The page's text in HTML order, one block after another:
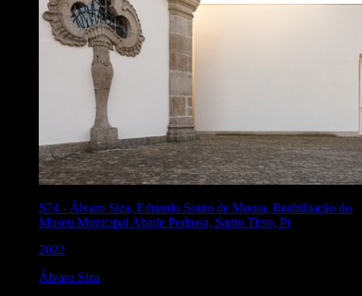
S74 - Álvaro Siza, Eduardo Souto de Moura, Reabilitação do
Museu Municipal Abade Pedrosa, Santo Tirso, Pt
2022
Álvaro Siza